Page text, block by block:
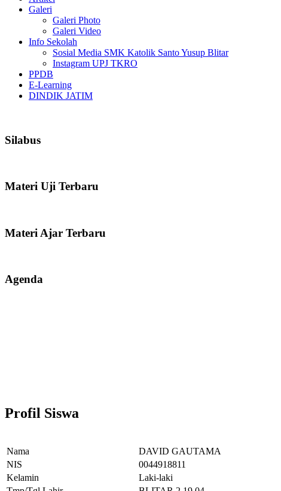
Galeri
Galeri Photo
Galeri Video
Info Sekolah
Sosial Media SMK Katolik Santo Yusup Blitar
Instagram UPJ TKRO
PPDB
E-Learning
DINDIK JATIM
Silabus
Materi Uji Terbaru
Materi Ajar Terbaru
Agenda
Profil Siswa
Nama
DAVID GAUTAMA
NIS
0044918811
Kelamin
Laki-laki